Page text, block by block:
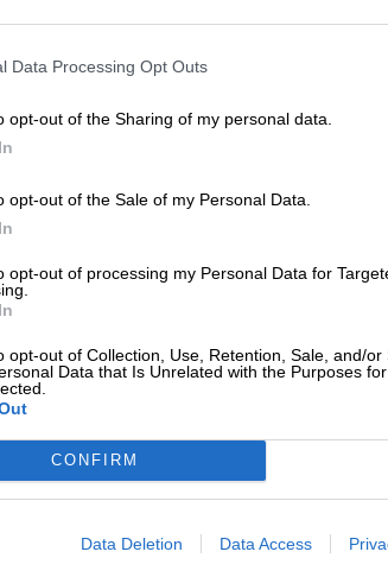
Data Processing Opt Outs
opt-out of the Sharing of my personal data.
opt-out of the Sale of my Personal Data.
opt-out of processing my Personal Data for
opt-out of Collection, Use, Retention, Sale, and/or
Data that Is Unrelated with the Purposes
CONFIRM
Data Deletion Data Access
Wykonanie:
Zdolność
Wielkość tablicy adresów
8192 wpisów
Jumbo:
9216 bajtów
Cechy:
protokołu
obsługuje
IEEE 802.3,